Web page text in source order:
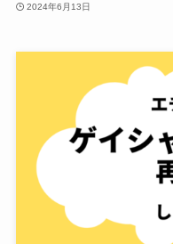
2024年6月13日